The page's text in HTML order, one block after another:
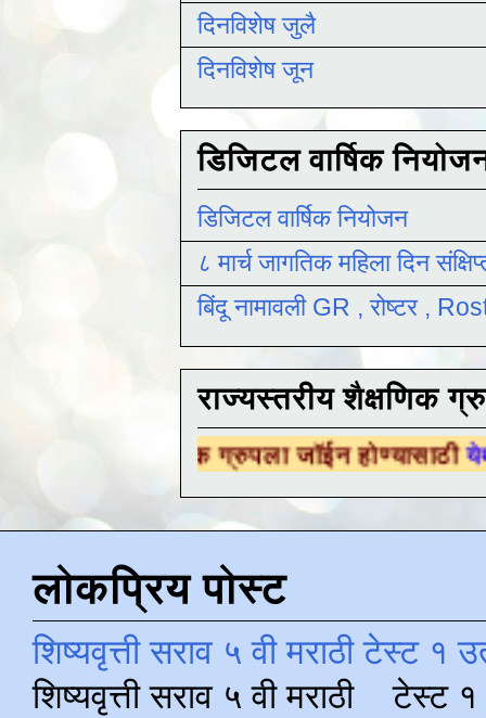
दिनविशेष जुलै
दिनविशेष जून
डिजिटल वार्षिक
डिजिटल वार्षिक नियोजन
८ मार्च जागतिक महिला दिन
बिंदू नामावली GR , रोष्टर ,
राज्यस्तरीय शैक्षणिक
ग्रुपला जॉईन होण्यासाठीयेथे क्लिक करा .
लोकप्रिय पोस्ट
शिष्यवृत्ती सराव ५ वी मराठी टेस्ट १
शिष्यवृत्ती सराव ५ वी मराठी टेस्ट